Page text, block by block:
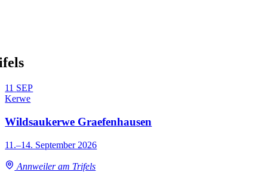
11 SEP
Kerwe
Wildsaukerwe Graefenhausen
11.–14. September 2026
Annweiler am Trifels